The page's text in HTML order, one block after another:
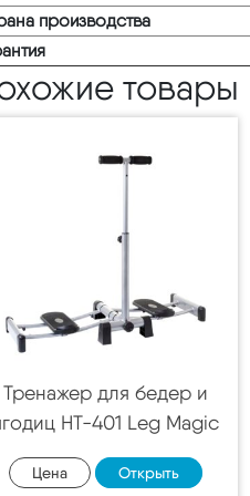
производства
товары
Тренажер для бедер и
HT-401 Leg Magic
Цена Открыть